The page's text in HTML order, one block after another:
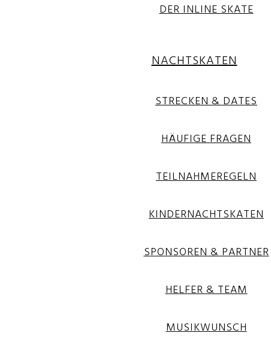
DER INLINE SKATE
NACHTSKATEN
STRECKEN & DATES
HÄUFIGE FRAGEN
TEILNAHMEREGELN
KINDERNACHTSKATEN
SPONSOREN & PARTNER
HELFER & TEAM
MUSIKWUNSCH